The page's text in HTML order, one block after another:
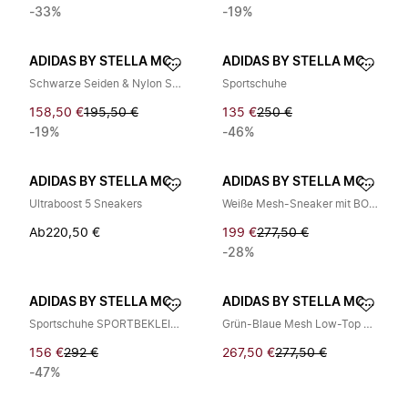
-33%
-19%
ADIDAS BY STELLA MCCARTNEY
Schwarze Seiden & Nylon Sneakers
158,50 €195,50 €
-19%
ADIDAS BY STELLA MCCARTNEY
Sportschuhe
135 €250 €
-46%
ADIDAS BY STELLA MCCARTNEY
Ultraboost 5 Sneakers
Ab220,50 €
ADIDAS BY STELLA MCCARTNEY
Weiße Mesh-Sneaker mit BOA-Technologie
199 €277,50 €
-28%
ADIDAS BY STELLA MCCARTNEY
Sportschuhe SPORTBEKLEIDUNG LAUFEN
156 €292 €
-47%
ADIDAS BY STELLA MCCARTNEY
Grün-Blaue Mesh Low-Top Sneakers
267,50 €277,50 €